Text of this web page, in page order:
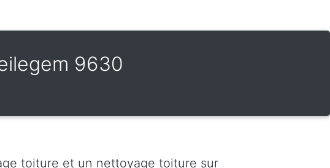
9630
toiture et un nettoyage toiture sur